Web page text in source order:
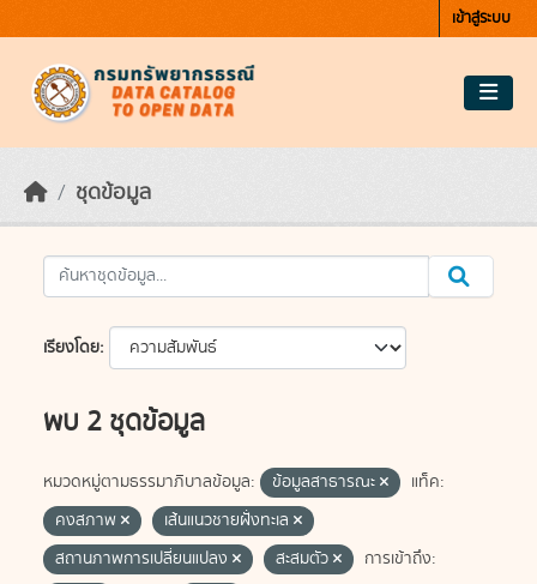
เข้าสู่ระบบ
ชุดข้อมูล
เรียงโดย
พบ 2 ชุดข้อมูล
หมวดหมู่ตามธรรมาภิบาลข้อมูล: ข้อมูลสาธารณะ
แท็ค:
คงสภาพ
เส้นแนวชายฝั่งทะเล
สถานภาพการเปลี่ยนแปลง
สะสมตัว
การเข้าถึง: